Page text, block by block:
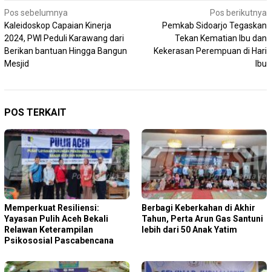
Navigasi
pos
Pos sebelumnya
Kaleidoskop Capaian Kinerja
2024, PWI Peduli Karawang dari
Berikan bantuan Hingga Bangun
Mesjid
Pos berikutnya
Pemkab Sidoarjo Tegaskan
Tekan Kematian Ibu dan
Kekerasan Perempuan di Hari
Ibu
POS TERKAIT
Memperkuat Resiliensi:
Yayasan Pulih Aceh Bekali
Relawan Keterampilan
Psikososial Pascabencana
Berbagi Keberkahan di Akhir
Tahun, Perta Arun Gas Santuni
lebih dari 50 Anak Yatim